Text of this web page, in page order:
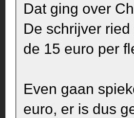
Dat ging over
De schrijver
de 15 euro per
Even gaan
euro, er is dus